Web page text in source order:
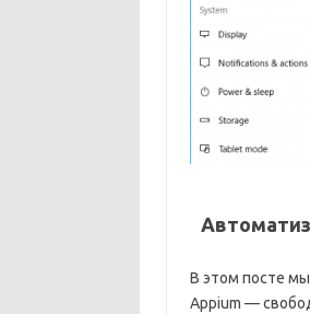
В этом посте
Appium —